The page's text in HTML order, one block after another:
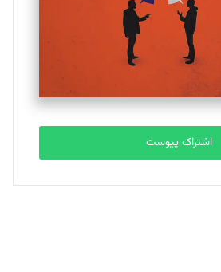
اشتراک پیوست